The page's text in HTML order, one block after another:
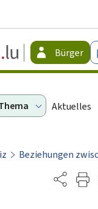
Guichet.lu
-
Bürger
Aktuelles
Beziehungen
Partage